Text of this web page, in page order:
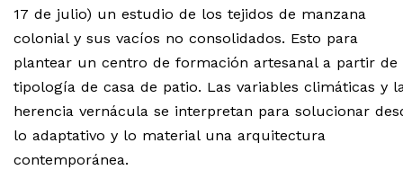
17 de julio) un estudio de los tejidos de manzana
colonial y sus vacíos no consolidados. Esto para
plantear un centro de formación artesanal a partir de
tipología de casa de patio. Las variables climáticas y
herencia vernácula se interpretan para solucionar
lo adaptativo y lo material una arquitectura
contemporánea.